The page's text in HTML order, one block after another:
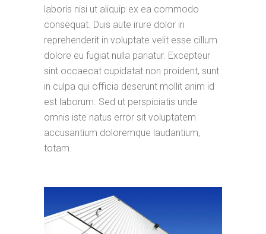
laboris nisi ut aliquip ex ea commodo
consequat. Duis aute irure dolor in
reprehenderit in voluptate velit esse cillum
dolore eu fugiat nulla pariatur. Excepteur
sint occaecat cupidatat non proident, sunt
in culpa qui officia deserunt mollit anim id
est laborum. Sed ut perspiciatis unde
omnis iste natus error sit voluptatem
accusantium doloremque laudantium,
totam.